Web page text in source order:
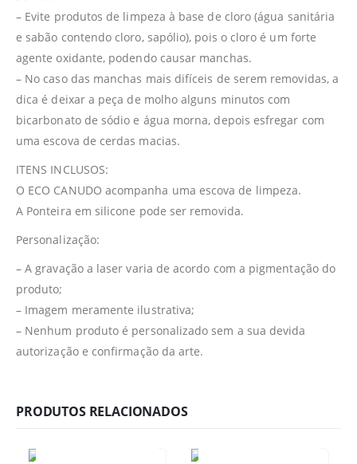
– Evite produtos de limpeza à base de cloro (água sanitária
e sabão contendo cloro, sapólio), pois o cloro é um forte
agente oxidante, podendo causar manchas.
– No caso das manchas mais difíceis de serem removidas, a
dica é deixar a peça de molho alguns minutos com
bicarbonato de sódio e água morna, depois esfregar com
uma escova de cerdas macias.
ITENS INCLUSOS:
O ECO CANUDO acompanha uma escova de limpeza.
A Ponteira em silicone pode ser removida.
Personalização:
– A gravação a laser varia de acordo com a pigmentação do
produto;
– Imagem meramente ilustrativa;
– Nenhum produto é personalizado sem a sua devida
autorização e confirmação da arte.
PRODUTOS RELACIONADOS